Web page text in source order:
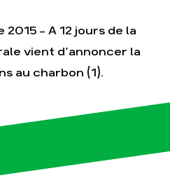
thématiques
Surproduction
Multinationales
– A 12 jours de la
vient d’annoncer la
au charbon (1).